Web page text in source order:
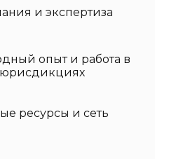
и экспертиза
опыт и работа в
ресурсы и сеть